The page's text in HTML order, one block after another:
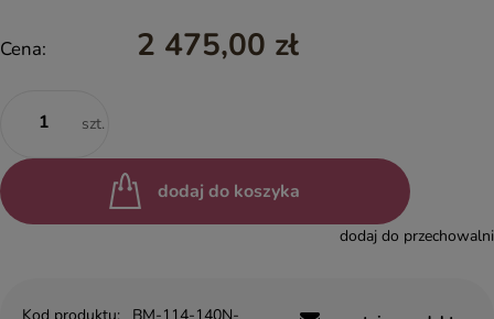
Cena: 2 475,00 zł
szt.
dodaj do koszyka
dodaj do przechowalni